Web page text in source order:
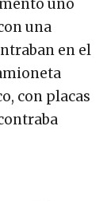
uno
una
en el
con placas